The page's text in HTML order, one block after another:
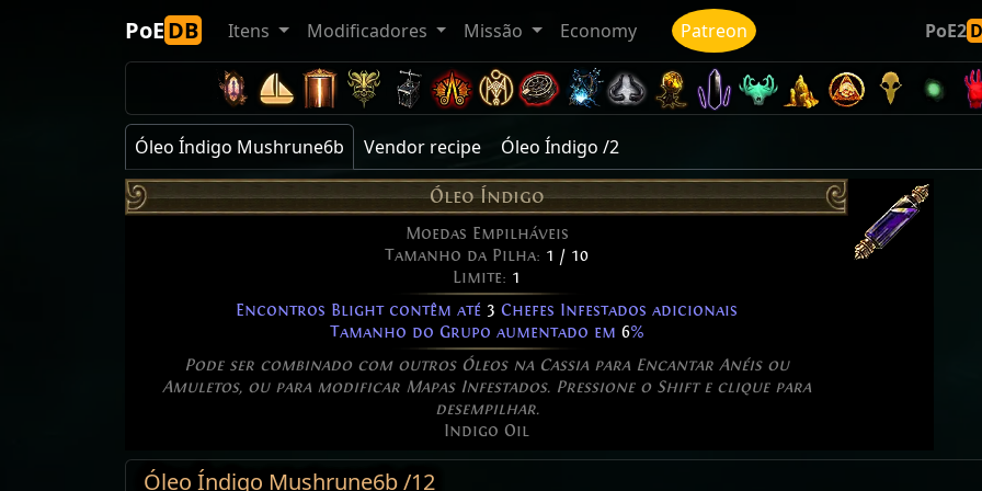
PoEDB Itens Modificadores Missão Economy Patreon PoE2
Óleo Índigo Mushrune6b Vendor recipe Óleo Índigo /2
Óleo Índigo
Moedas Empilháveis
Tamanho da Pilha: 1 / 10
Limite: 1
Encontros Blight contêm até 3 Chefes Infestados adicionais
Tamanho do Grupo aumentado em 6%
Pode ser combinado com outros Óleos na Cassia para Encantar Anéis ou
Amuletos, ou para modificar Mapas Infestados. Pressione o Shift e clique para
desempilhar.
Indigo Oil
Óleo Índigo Mushrune6b /12